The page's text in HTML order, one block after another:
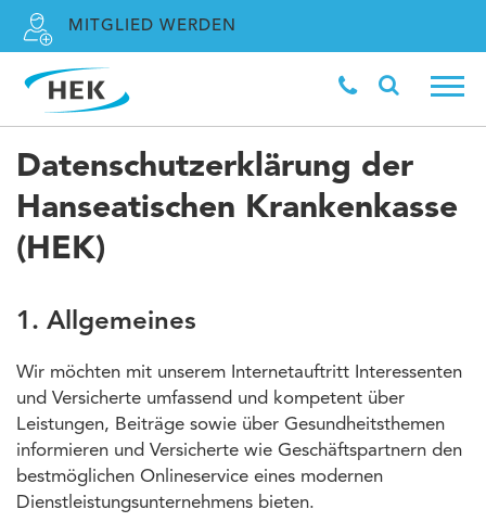
MITGLIED WERDEN
Datenschutzerklärung der
Hanseatischen Krankenkasse
(HEK)
1. Allgemeines
Wir möchten mit unserem Internetauftritt Interessenten
und Versicherte umfassend und kompetent über
Leistungen, Beiträge sowie über Gesundheitsthemen
informieren und Versicherte wie Geschäftspartnern den
bestmöglichen Onlineservice eines modernen
Dienstleistungsunternehmens bieten.